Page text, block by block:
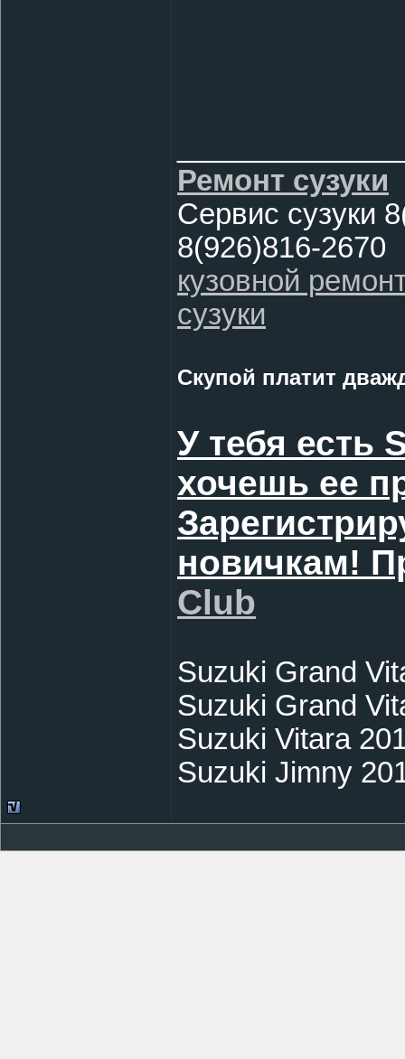
Ремонт сузуки
Сервис сузуки
8(926)816-2670
кузовной
сузуки
Скупой платит
У тебя есть
хочешь ее
новичкам!
Club
Suzuki Grand
Suzuki Grand
Suzuki Vitara
Suzuki Jimny